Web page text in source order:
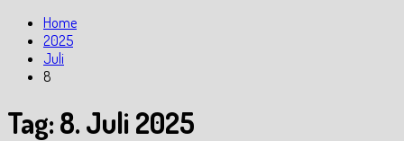
Home
2025
Juli
8
Tag:8. Juli 2025